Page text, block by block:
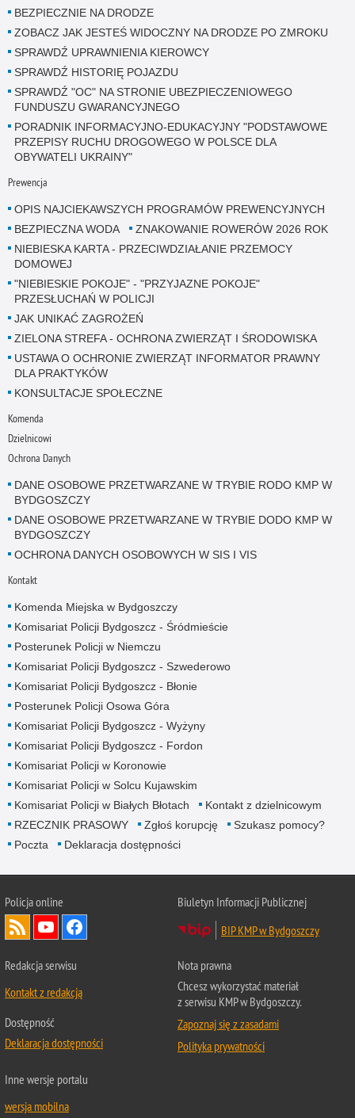
BEZPIECZNIE NA DRODZE
ZOBACZ JAK JESTEŚ WIDOCZNY NA DRODZE PO ZMROKU
SPRAWDŹ UPRAWNIENIA KIEROWCY
SPRAWDŹ HISTORIĘ POJAZDU
SPRAWDŹ "OC" NA STRONIE UBEZPIECZENIOWEGO
FUNDUSZU GWARANCYJNEGO
PORADNIK INFORMACYJNO-EDUKACYJNY "PODSTAWOWE
PRZEPISY RUCHU DROGOWEGO W POLSCE DLA
OBYWATELI UKRAINY"
Prewencja
OPIS NAJCIEKAWSZYCH PROGRAMÓW PREWENCYJNYCH
BEZPIECZNA WODA
ZNAKOWANIE ROWERÓW 2026 ROK
NIEBIESKA KARTA - PRZECIWDZIAŁANIE PRZEMOCY
DOMOWEJ
"NIEBIESKIE POKOJE" - "PRZYJAZNE POKOJE"
PRZESŁUCHAŃ W POLICJI
JAK UNIKAĆ ZAGROŻEŃ
ZIELONA STREFA - OCHRONA ZWIERZĄT I ŚRODOWISKA
USTAWA O OCHRONIE ZWIERZĄT INFORMATOR PRAWNY
DLA PRAKTYKÓW
KONSULTACJE SPOŁECZNE
Komenda
Dzielnicowi
Ochrona Danych
DANE OSOBOWE PRZETWARZANE W TRYBIE RODO KMP W
BYDGOSZCZY
DANE OSOBOWE PRZETWARZANE W TRYBIE DODO KMP W
BYDGOSZCZY
OCHRONA DANYCH OSOBOWYCH W SIS I VIS
Kontakt
Komenda Miejska w Bydgoszczy
Komisariat Policji Bydgoszcz - Śródmieście
Posterunek Policji w Niemczu
Komisariat Policji Bydgoszcz - Szwederowo
Komisariat Policji Bydgoszcz - Błonie
Posterunek Policji Osowa Góra
Komisariat Policji Bydgoszcz - Wyżyny
Komisariat Policji Bydgoszcz - Fordon
Komisariat Policji w Koronowie
Komisariat Policji w Solcu Kujawskim
Komisariat Policji w Białych Błotach
Kontakt z dzielnicowym
RZECZNIK PRASOWY
Zgłoś korupcję
Szukasz pomocy?
Poczta
Deklaracja dostępności
Policja online
Biuletyn Informacji Publicznej
BIP KMP w Bydgoszczy
Redakcja serwisu
Kontakt z redakcją
Dostępność
Deklaracja dostępności
Nota prawna
Chcesz wykorzystać materiał
z serwisu KMP w Bydgoszczy.
Zapoznaj się z zasadami
Polityka prywatności
Inne wersje portalu
wersja mobilna